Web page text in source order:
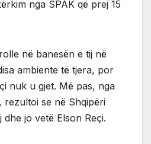
nga SPAK që prej 15
në banesën e tij në
ambiente të tjera, por
nuk u gjet. Më pas, nga
se në Shqipëri
jo vetë Elson Reçi.